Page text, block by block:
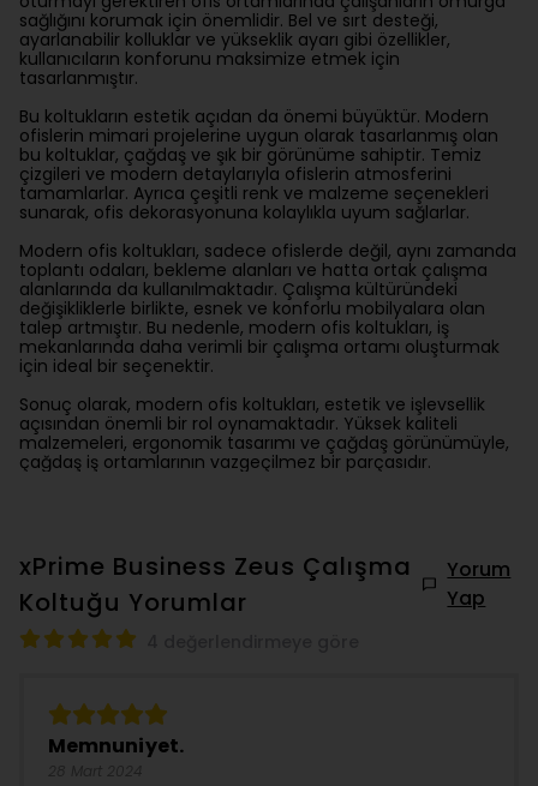
sağlığını korumak için önemlidir. Bel ve sırt desteği,
ayarlanabilir kolluklar ve yükseklik ayarı gibi özellikler,
kullanıcıların konforunu maksimize etmek için
tasarlanmıştır.
Bu koltukların estetik açıdan da önemi büyüktür. Modern
ofislerin mimari projelerine uygun olarak tasarlanmış olan
bu koltuklar, çağdaş ve şık bir görünüme sahiptir. Temiz
çizgileri ve modern detaylarıyla ofislerin atmosferini
tamamlarlar. Ayrıca çeşitli renk ve malzeme seçenekleri
sunarak, ofis dekorasyonuna kolaylıkla uyum sağlarlar.
Modern ofis koltukları, sadece ofislerde değil, aynı zamanda
toplantı odaları, bekleme alanları ve hatta ortak çalışma
alanlarında da kullanılmaktadır. Çalışma kültüründeki
değişikliklerle birlikte, esnek ve konforlu mobilyalara olan
talep artmıştır. Bu nedenle, modern ofis koltukları, iş
mekanlarında daha verimli bir çalışma ortamı oluşturmak
için ideal bir seçenektir.
Sonuç olarak, modern ofis koltukları, estetik ve işlevsellik
açısından önemli bir rol oynamaktadır. Yüksek kaliteli
malzemeleri, ergonomik tasarımı ve çağdaş görünümüyle,
çağdaş iş ortamlarının vazgeçilmez bir parçasıdır.
xPrime Business Zeus Çalışma
Koltuğu Yorumlar
Yorum
Yap
Memnuniyet.